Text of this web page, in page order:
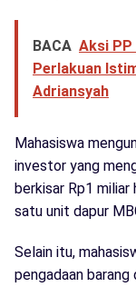
BACA Aksi PP
Perlakuan
Adriansyah
Mahasiswa
investor yang
berkisar Rp1 miliar
satu unit dapur
Selain itu,
pengadaan